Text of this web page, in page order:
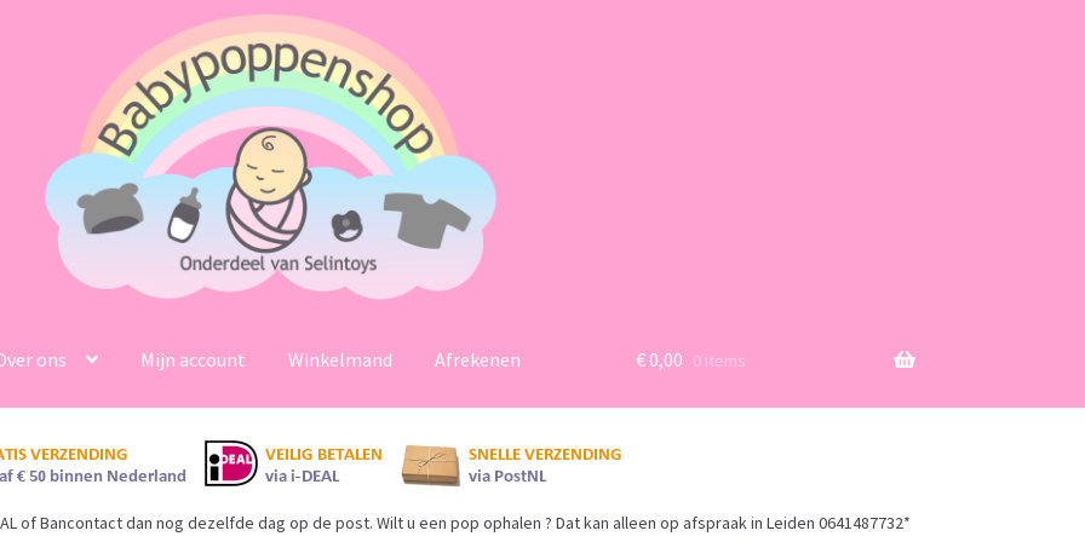
ons Mijn account Winkelmand Afrekenen €0,00 0 items
of Bancontact dan nog dezelfde dag op de post. Wilt u een pop ophalen ? Dat kan alleen op afspraak in Leiden 0641487732*